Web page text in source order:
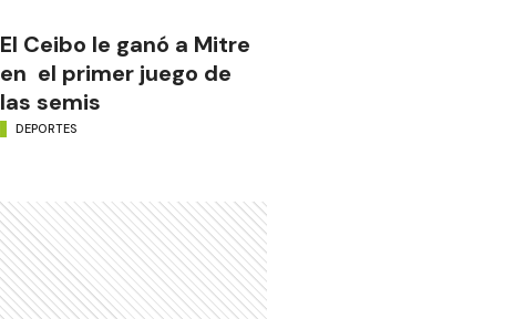
El Ceibo le ganó a Mitre
en el primer juego de
las semis
DEPORTES